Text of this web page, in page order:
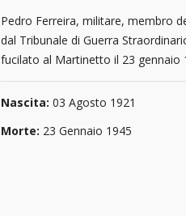
Pedro Ferreira, militare, membro
dal Tribunale di Guerra
fucilato al Martinetto il 23 gennaio
Nascita: 03 Agosto 1921
Morte: 23 Gennaio 1945